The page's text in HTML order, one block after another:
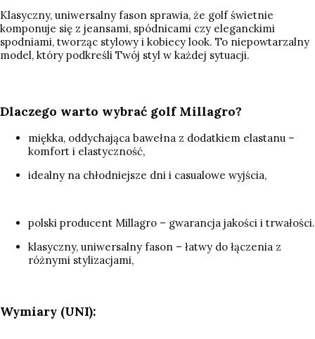
Klasyczny, uniwersalny fason sprawia, że golf świetnie
komponuje się z jeansami, spódnicami czy eleganckimi
spodniami, tworząc stylowy i kobiecy look. To niepowtarzalny
model, który podkreśli Twój styl w każdej sytuacji.
Dlaczego warto wybrać golf Millagro?
miękka, oddychająca bawełna z dodatkiem elastanu –
komfort i elastyczność,
idealny na chłodniejsze dni i casualowe wyjścia,
polski producent Millagro – gwarancja jakości i trwałości.
klasyczny, uniwersalny fason – łatwy do łączenia z
różnymi stylizacjami,
Wymiary (UNI):